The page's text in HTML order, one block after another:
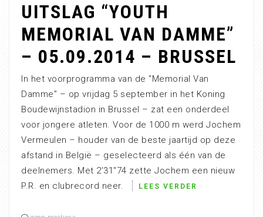
UITSLAG “YOUTH
MEMORIAL VAN DAMME”
– 05.09.2014 – BRUSSEL
In het voorprogramma van de “Memorial Van
Damme” – op vrijdag 5 september in het Koning
Boudewijnstadion in Brussel – zat een onderdeel
voor jongere atleten. Voor de 1000 m werd Jochem
Vermeulen – houder van de beste jaartijd op deze
afstand in België – geselecteerd als één van de
deelnemers. Met 2’31″74 zette Jochem een nieuw
P.R. en clubrecord neer.
LEES VERDER